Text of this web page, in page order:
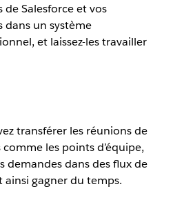
de Salesforce et vos
dans un système
et laissez-les travailler
transférer les réunions de
les points d’équipe,
demandes dans des flux de
gagner du temps.